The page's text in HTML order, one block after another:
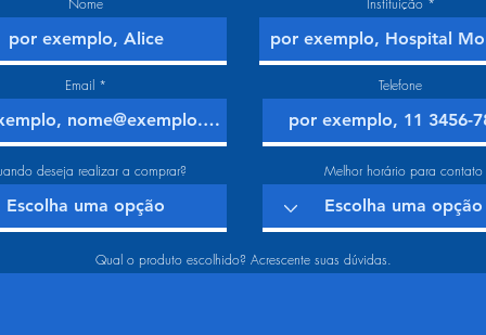
Nome
Email
deseja realizar a comprar?
Instituição
Telefone
Melhor horário para contato
Qual o produto escolhido? Acrescente suas dúvidas.